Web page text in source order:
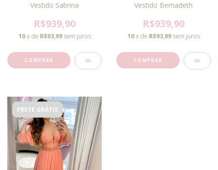
Vestido Sabrina
R$939,90
10 x de R$93,99 sem juros
COMPRAR
Vestido Bernadeth
R$939,90
10 x de R$93,99 sem juros
COMPRAR
FRETE GRÁTIS